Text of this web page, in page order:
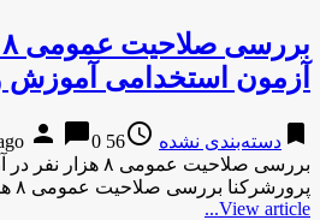
آزمون استخدامی
bookmark دسته‌بندی نشده access_time
56 years ago
person chat_bubble0
بررسی صلاحیت
پرورشرکنا بررسی صلاحیت عمومی ۸ هزار نفر در آزمون …
View article...